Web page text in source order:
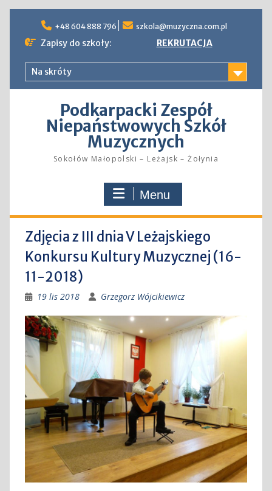
content
+48 604 888 796 szkola@muzyczna.com.pl
Zapisy do szkoły: REKRUTACJA
Na skróty
Podkarpacki Zespół
Niepaństwowych Szkół
Muzycznych
Sokołów Małopolski – Leżajsk – Żołynia
Menu
Zdjęcia z III dnia V Leżajskiego
Konkursu Kultury Muzycznej (16-
11-2018)
19 lis 2018 Grzegorz Wójcikiewicz